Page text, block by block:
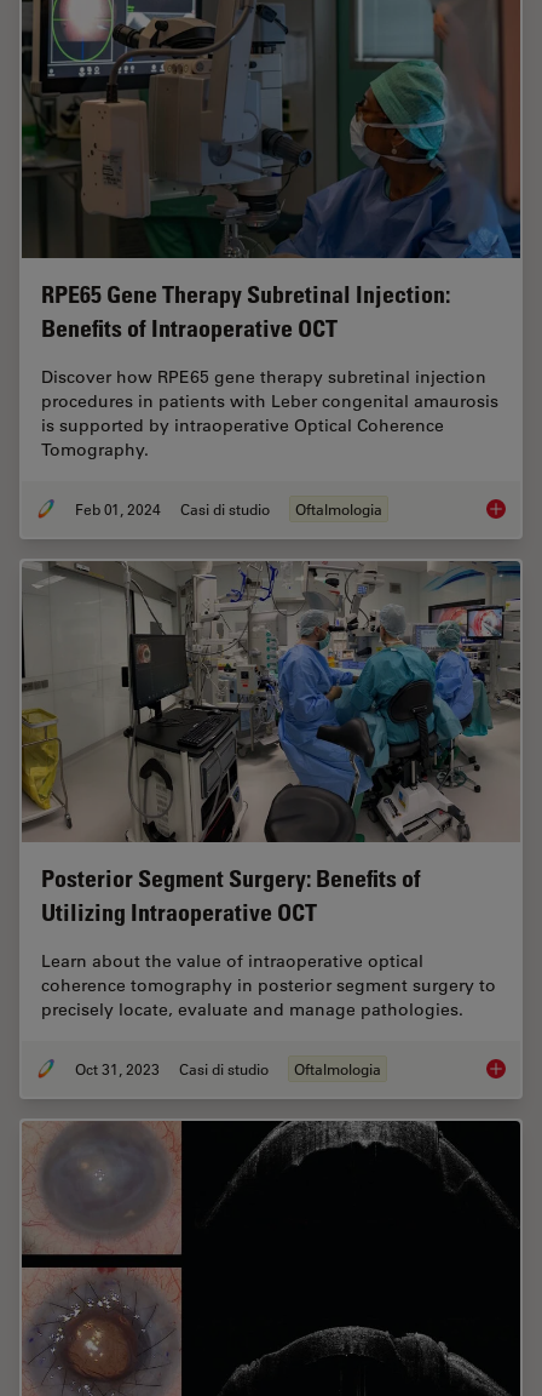
RPE65 Gene Therapy Subretinal Injection:
Benefits of Intraoperative OCT
Discover how RPE65 gene therapy subretinal injection
procedures in patients with Leber congenital amaurosis
is supported by intraoperative Optical Coherence
Tomography.
Feb 01, 2024 Casi di studio Oftalmologia RPE65
Posterior Segment Surgery: Benefits of
Utilizing Intraoperative OCT
Learn about the value of intraoperative optical
coherence tomography in posterior segment surgery to
precisely locate, evaluate and manage pathologies.
Oct 31, 2023 Casi di studio Oftalmologia